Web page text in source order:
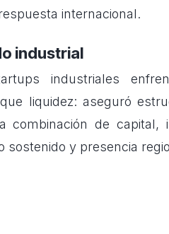
internacional.
industrial
industriales
liquidez: aseguró
de capital,
y presencia